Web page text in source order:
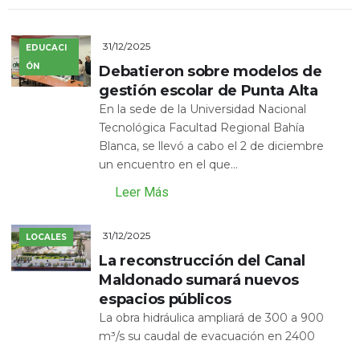
EDUCACI
ÓN
31/12/2025
Debatieron sobre modelos de
gestión escolar de Punta Alta
En la sede de la Universidad Nacional
Tecnológica Facultad Regional Bahía
Blanca, se llevó a cabo el 2 de diciembre
un encuentro en el que...
Leer Más
LOCALES 31/12/2025
La reconstrucción del Canal
Maldonado sumará nuevos
espacios públicos
La obra hidráulica ampliará de 300 a 900
m³/s su caudal de evacuación en 2400